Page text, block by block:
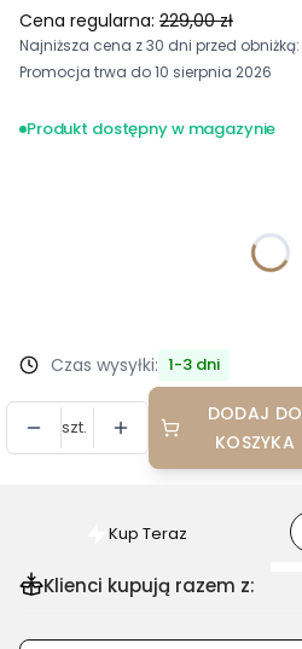
Cena regularna: 229,00 zł
Najniższa cena z 30 dni przed obniżką:
Promocja trwa do 10 sierpnia 2026
Produkt dostępny w magazynie
Czas wysyłki: 1-3 dni
szt.
DODAJ DO
KOSZYKA
Szybki
zakup
dla
Kup Teraz
Klienci kupują razem z: